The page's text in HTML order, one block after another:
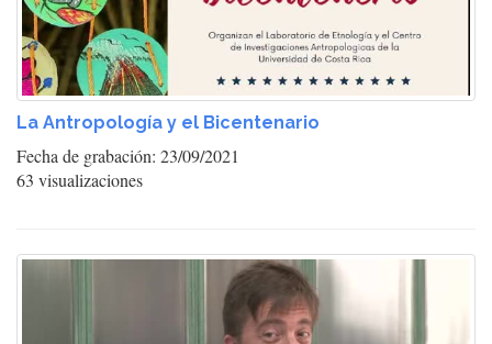
La Antropología y el Bicentenario
Fecha de grabación: 23/09/2021
63 visualizaciones